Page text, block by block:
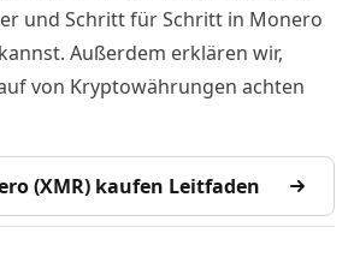
und Schritt für Schritt in Monero
Außerdem erklären wir,
von Kryptowährungen achten
(XMR) kaufen Leitfaden